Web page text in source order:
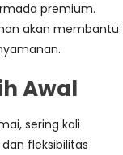
premium.
akan membantu
Awal
sering kali
fleksibilitas